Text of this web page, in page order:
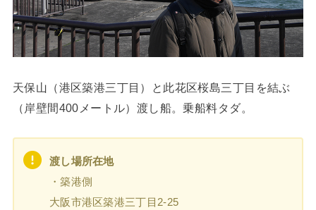
天保山（港区築港三丁目）と此花区桜島三丁目を結ぶ
（岸壁間400メートル）渡し船。乗船料タダ。
渡し場所在地
・築港側
大阪市港区築港三丁目2-25